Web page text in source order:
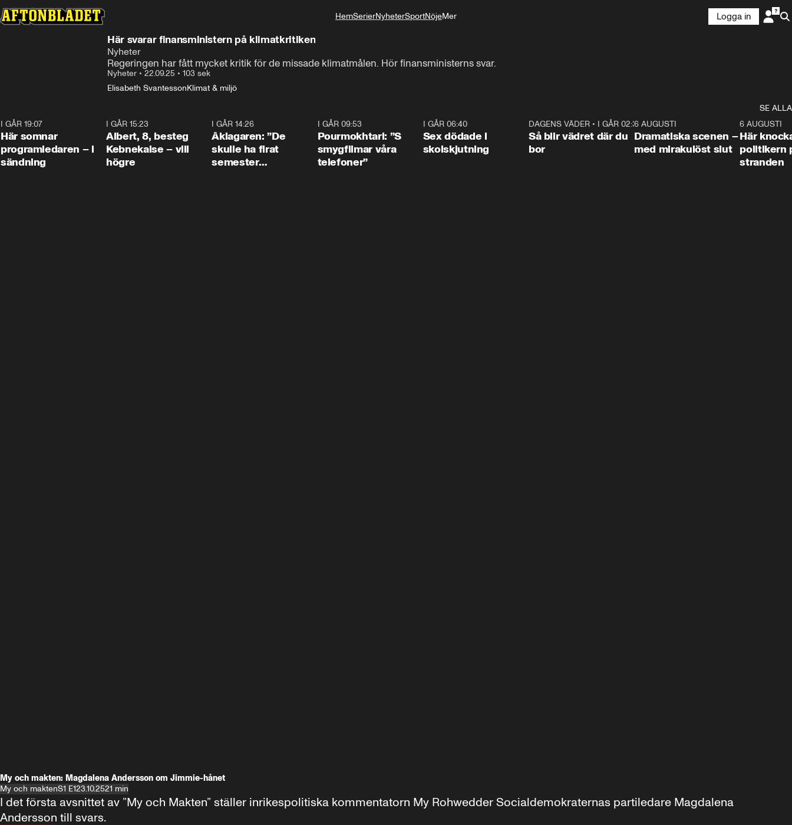
HemSerierNyheterSportNöjeMer
Logga in
Här svarar finansministern på klimatkritiken
Nyheter
Regeringen har fått mycket kritik för de missade klimatmålen. Hör finansministerns svar.
Nyheter • 22.09.25 • 103 sek
Elisabeth SvantessonKlimat & miljö
SE ALLA
I GÅR 19:07
Här somnar
programledaren – i
sändning
I GÅR 15:23
Albert, 8, besteg
Kebnekaise – vill
högre
I GÅR 14:26
Åklagaren: ”De
skulle ha firat
semester
I GÅR 09:53
Pourmokhtari: ”S
smygfilmar våra
telefoner”
I GÅR 06:40
Sex dödade i
skolskjutning
1:06
DAGENS VÄDER• I GÅR 02:30
Så blir vädret där du
bor
0:42
6 AUGUSTI
Dramatiska scenen –
med mirakulöst slut
6 AUGUSTI
Här
politikern
stranden
My och makten: Magdalena Andersson om Jimmie-hånet
My och maktenS1 E123.10.2521 min
I det första avsnittet av ”My och Makten” ställer inrikespolitiska kommentatorn My Rohwedder Socialdemokraternas partiledare Magdalena
Andersson till svars.